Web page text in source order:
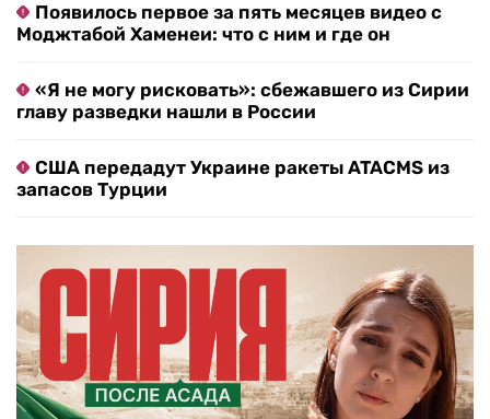
Появилось первое за пять месяцев видео с
Моджтабой Хаменеи: что с ним и где он
«Я не могу рисковать»: сбежавшего из Сирии
главу разведки нашли в России
США передадут Украине ракеты ATACMS из
запасов Турции